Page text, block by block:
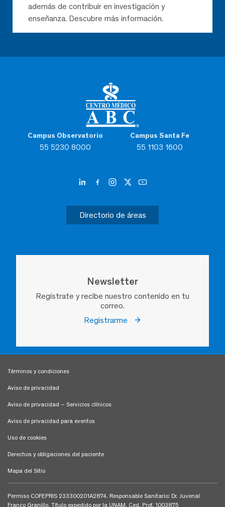
Campus Observatorio
55 5230 8000
Campus Santa Fe
55 1103 1600
Directorio de áreas
Newsletter
Regístrate y recibe nuestro contenido en tu
correo.
Registrarme
además de contribuir en investigación y
enseñanza. Descubre más información.
Términos y condiciones
Aviso de privacidad
Aviso de privacidad – Servicios clínicos
Aviso de privacidad para eventos
Uso de cookies
Derechos y obligaciones del paciente
Mapa del Sitio
Permiso COFEPRIS 233300201A2874. Responsable Sanitario: Dr. Juvenal
Franco Granillo, Título expedido por la UNAM, Ced. Prof. 1003875